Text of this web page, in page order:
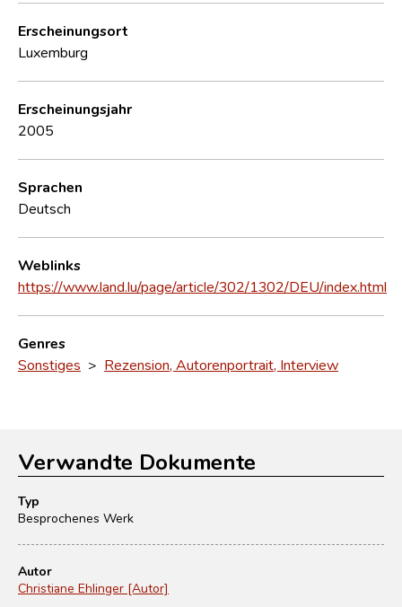
Erscheinungsort
Luxemburg
Erscheinungsjahr
2005
Sprachen
Deutsch
Weblinks
https://www.land.lu/page/article/302/1302/DEU/index.html
Genres
Sonstiges > Rezension, Autorenportrait, Interview
Verwandte Dokumente
Typ
Besprochenes Werk
Autor
Christiane Ehlinger [Autor]